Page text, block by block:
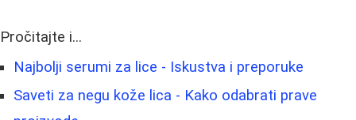
Pročitajte i...
Najbolji serumi za lice - Iskustva i preporuke
Saveti za negu kože lica - Kako odabrati prave